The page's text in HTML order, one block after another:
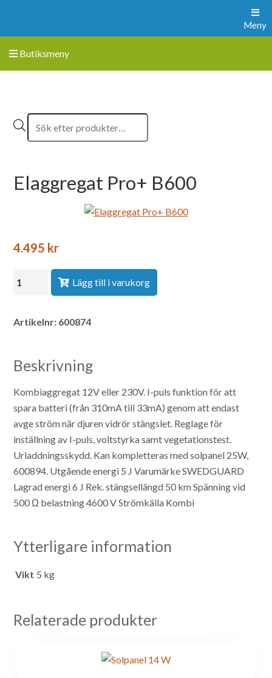
Meny
Butiksmeny
Elaggregat Pro+ B600
4.495 kr
Lägg till i varukorg
Artikelnr: 600874
Beskrivning
Kombiaggregat 12V eller 230V. I-puls funktion för att
spara batteri (från 310mA till 33mA) genom att endast
avge ström när djuren vidrör stängslet. Reglage för
inställning av I-puls, voltstyrka samt vegetationstest.
Urladdningsskydd. Kan kompletteras med solpanel 25W,
600894. Utgående energi 5 J Varumärke SWEDGUARD
Lagrad energi 6 J Rek. stängsellängd 50 kmSpänning vid
500 Ω belastning 4600 VStrömkälla Kombi
Ytterligare information
Vikt 5 kg
Relaterade produkter